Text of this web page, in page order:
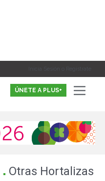
Inicia Sesión o Registrate
ÚNETE A PLUS+
. Otras Hortalizas